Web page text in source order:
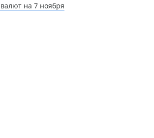
на 7 ноября